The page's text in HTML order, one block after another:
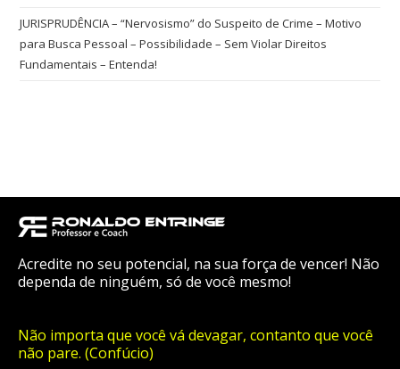
JURISPRUDÊNCIA – “Nervosismo” do Suspeito de Crime – Motivo
para Busca Pessoal – Possibilidade – Sem Violar Direitos
Fundamentais – Entenda!
Acredite no seu potencial, na sua força de vencer! Não
dependa de ninguém, só de você mesmo!
Não importa que você vá devagar, contanto que você
não pare. (Confúcio)